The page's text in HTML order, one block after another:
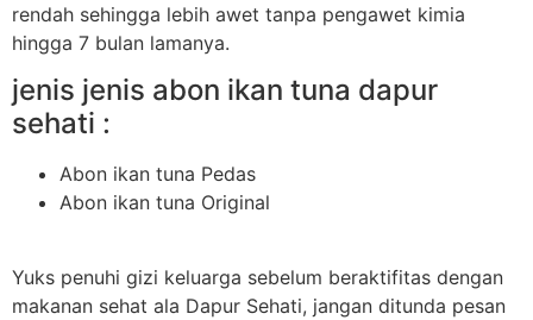
rendah sehingga lebih awet tanpa pengawet kimia
hingga 7 bulan lamanya.
jenis jenis abon ikan tuna dapur
sehati :
Abon ikan tuna Pedas
Abon ikan tuna Original
Yuks penuhi gizi keluarga sebelum beraktifitas dengan
makanan sehat ala Dapur Sehati, jangan ditunda pesan